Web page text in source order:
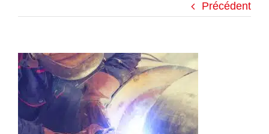
Précédent